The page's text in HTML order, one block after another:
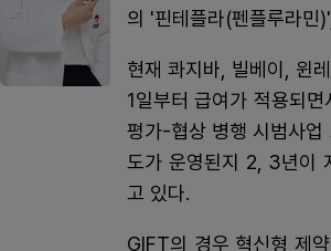
의 '핀테플라(펜플루라민
현재 콰지바, 빌베이, 윈
1일부터 급여가 적용되
평가-협상 병행 시범사업
도가 운영된지 2, 3년이
고 있다.
GIFT의 경우 혁신형 제